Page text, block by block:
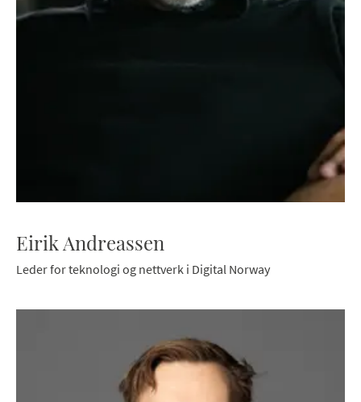
Eirik Andreassen
Leder for teknologi og nettverk i Digital Norway